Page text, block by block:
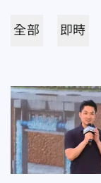
全部 即時